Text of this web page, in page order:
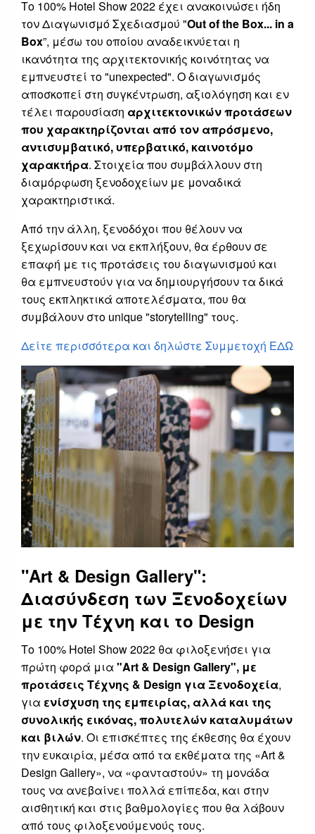
Το 100% Hotel Show 2022 έχει ανακοινώσει ήδη
τον Διαγωνισμό Σχεδιασμού "Outofthe Box... in a
Box”, μέσω του οποίου αναδεικνύεται η
ικανότητα της αρχιτεκτονικής κοινότητας να
εμπνευστεί το "unexpected". Ο διαγωνισμός
αποσκοπεί στη συγκέντρωση, αξιολόγηση και εν
τέλει παρουσίαση αρχιτεκτονικών προτάσεων
που χαρακτηρίζονται από τον απρόσμενο,
αντισυμβατικό, υπερβατικό, καινοτόμο
χαρακτήρα. Στοιχεία που συμβάλλουν στη
διαμόρφωση ξενοδοχείων με μοναδικά
χαρακτηριστικά.
Από την άλλη, ξενοδόχοι που θέλουν να
ξεχωρίσουν και να εκπλήξουν, θα έρθουν σε
επαφή με τις προτάσεις του διαγωνισμού και
θα εμπνευστούν για να δημιουργήσουν τα δικά
τους εκπληκτικά αποτελέσματα, που θα
συμβάλουν στο unique "storytelling" τους.
Δείτε περισσότερα και δηλώστε Συμμετοχή ΕΔΩ
"Art & Design Gallery":
Διασύνδεση των Ξενοδοχείων
με την Τέχνη και το Design
Το 100% Hotel Show 2022 θα φιλοξενήσει για
πρώτη φορά μια "Art & Design Gallery", με
προτάσεις Τέχνης & Design για Ξενοδοχεία,
για ενίσχυση της εμπειρίας, αλλά και της
συνολικής εικόνας, πολυτελών καταλυμάτων
και βιλών. Οι επισκέπτες της έκθεσης θα έχουν
την ευκαιρία, μέσα από τα εκθέματα της «Art &
Design Gallery», να «φανταστούν» τη μονάδα
τους να ανεβαίνει πολλά επίπεδα, και στην
αισθητική και στις βαθμολογίες που θα λάβουν
από τους φιλοξενούμενούς τους.